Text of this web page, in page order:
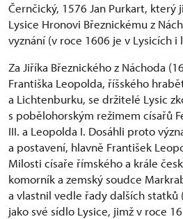
Černčický, 1576 Jan Purkart, který
Lysice Hronovi Březnickému z
vyznání (v roce 1606 je v Lysicích i
Za Jiříka Březnického z Náchoda
Františka Leopolda, říšského
a Lichtenburku, se držitelé Lysic
s pobělohorským režimem císařů
III. a Leopolda I. Dosáhli proto
a postavení, hlavně František
Milosti císaře římského a krále
komorník a zemský soudce
a vlastnil vedle řady dalších statků
jako své sídlo Lysice, jimž v roce